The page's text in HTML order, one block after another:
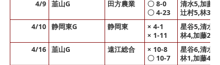
4/9 韮山G 田方農業
〇 8-0
〇 4-23
清水5,加藤
辻村5,林3,
4/10 静岡東G 静岡東
× 4-1
× 1-11
星谷5,清水
林4,加藤2,
4/16 韮山G 遠江総合
× 10-8
〇 10-7
星谷6,清水
林1,加藤4,